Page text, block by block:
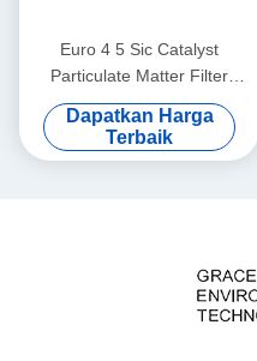
Euro 4 5 Sic Catalyst
Particulate Matter Filter
Dinding Lapisan Logam
Mulia
Dapatkan Harga
Terbaik